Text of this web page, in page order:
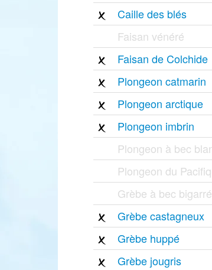
Caille des blés
Faisan vénéré
Faisan de Colchide
Plongeon catmarin
Plongeon arctique
Plongeon imbrin
Plongeon à bec
Plongeon du
Grèbe à bec bigarré
Grèbe castagneux
Grèbe huppé
Grèbe jougris